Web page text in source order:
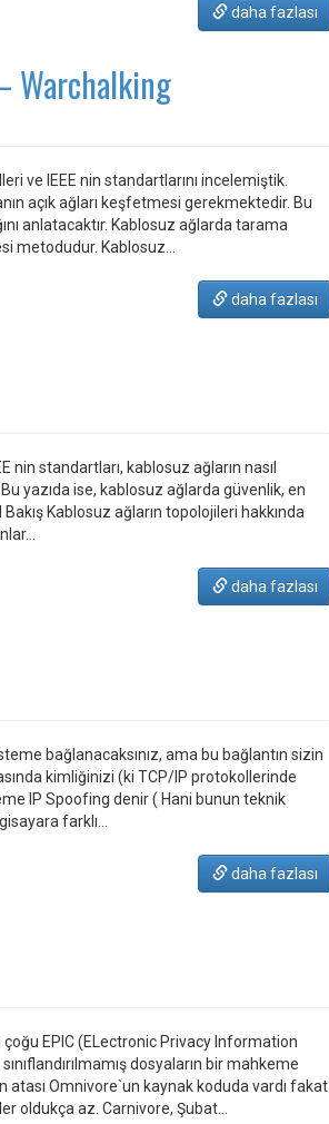
daha fazlası
Warchalking
ve IEEE nin standartlarını incelemiştik.
açık ağları keşfetmesi gerekmektedir. Bu
anlatacaktır. Kablosuz ağlarda tarama
metodudur. Kablosuz…
daha fazlası
nin standartları, kablosuz ağların nasıl
yazıda ise, kablosuz ağlarda güvenlik, en
Bakış Kablosuz ağların topolojileri hakkında
daha fazlası
bağlanacaksınız, ama bu bağlantın sizin
kimliğinizi (ki TCP/IP protokollerinde
IP Spoofing denir ( Hani bunun teknik
farklı…
daha fazlası
EPIC (ELectronic Privacy Information
dosyaların bir mahkeme
atası Omnivore`un kaynak koduda vardı fakat
oldukça az. Carnivore, Şubat…